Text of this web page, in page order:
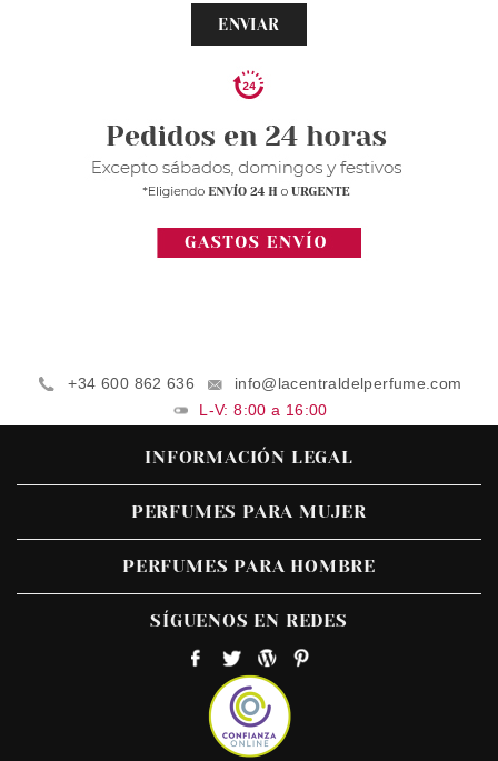
ENVIAR
+34 600 862 636
info@lacentraldelperfume.com
L-V: 8:00 a 16:00
INFORMACIÓN LEGAL
PERFUMES PARA MUJER
PERFUMES PARA HOMBRE
SÍGUENOS EN REDES